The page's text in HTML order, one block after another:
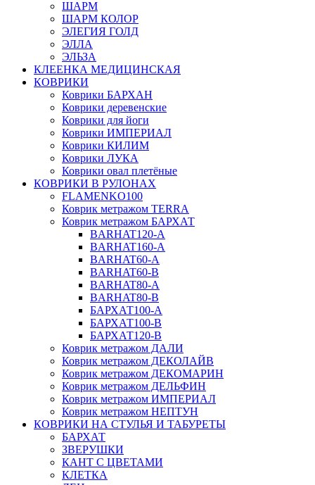
ШАРМ
ШАРМ КОЛОР
ЭЛЕГИЯ ГОЛД
ЭЛЛА
ЭЛЬЗА
КЛЕЕНКА МЕДИЦИНСКАЯ
КОВРИКИ
Коврики БАРХАН
Коврики деревенские
Коврики для йоги
Коврики ИМПЕРИАЛ
Коврики КИЛИМ
Коврики ЛУКА
Коврики овал плетёные
КОВРИКИ В РУЛОНАХ
FLAMENKO100
Коврик метражом TERRA
Коврик метражом БАРХАТ
BARHAT120-A
BARHAT160-A
BARHAT60-A
BARHAT60-B
BARHAT80-A
BARHAT80-B
БАРХАТ100-A
БАРХАТ100-B
БАРХАТ120-B
Коврик метражом ДАЛИ
Коврик метражом ДЕКОЛАЙВ
Коврик метражом ДЕКОМАРИН
Коврик метражом ДЕЛЬФИН
Коврик метражом ИМПЕРИАЛ
Коврик метражом НЕПТУН
КОВРИКИ НА СТУЛЬЯ И ТАБУРЕТЫ
БАРХАТ
ЗВЕРУШКИ
КАНТ С ЦВЕТАМИ
КЛЕТКА